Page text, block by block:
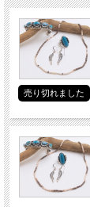
売り切れました